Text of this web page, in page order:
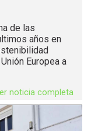
de las
años en
Europea a
noticia completa